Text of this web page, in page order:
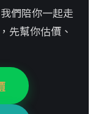
們陪你一起走
先幫你估價、